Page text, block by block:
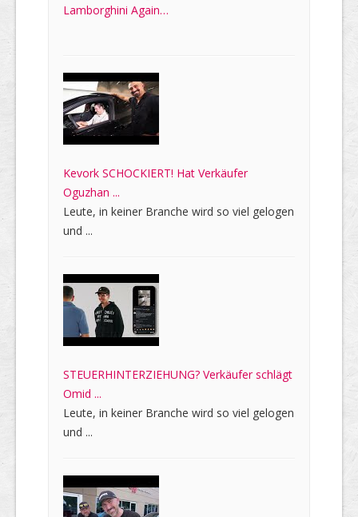
Lamborghini Again…
Kevork SCHOCKIERT! Hat Verkäufer
Oguzhan ...
Leute, in keiner Branche wird so viel gelogen
und ...
STEUERHINTERZIEHUNG? Verkäufer schlägt
Omid ...
Leute, in keiner Branche wird so viel gelogen
und ...